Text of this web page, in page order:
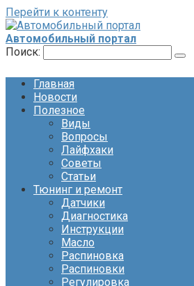
Перейти к контенту
Автомобильный портал
Поиск:
Главная
Новости
Полезное
Виды
Вопросы
Лайфхаки
Советы
Статьи
Тюнинг и ремонт
Датчики
Диагностика
Инструкции
Масло
Распиновка
Распиновки
Регулировка